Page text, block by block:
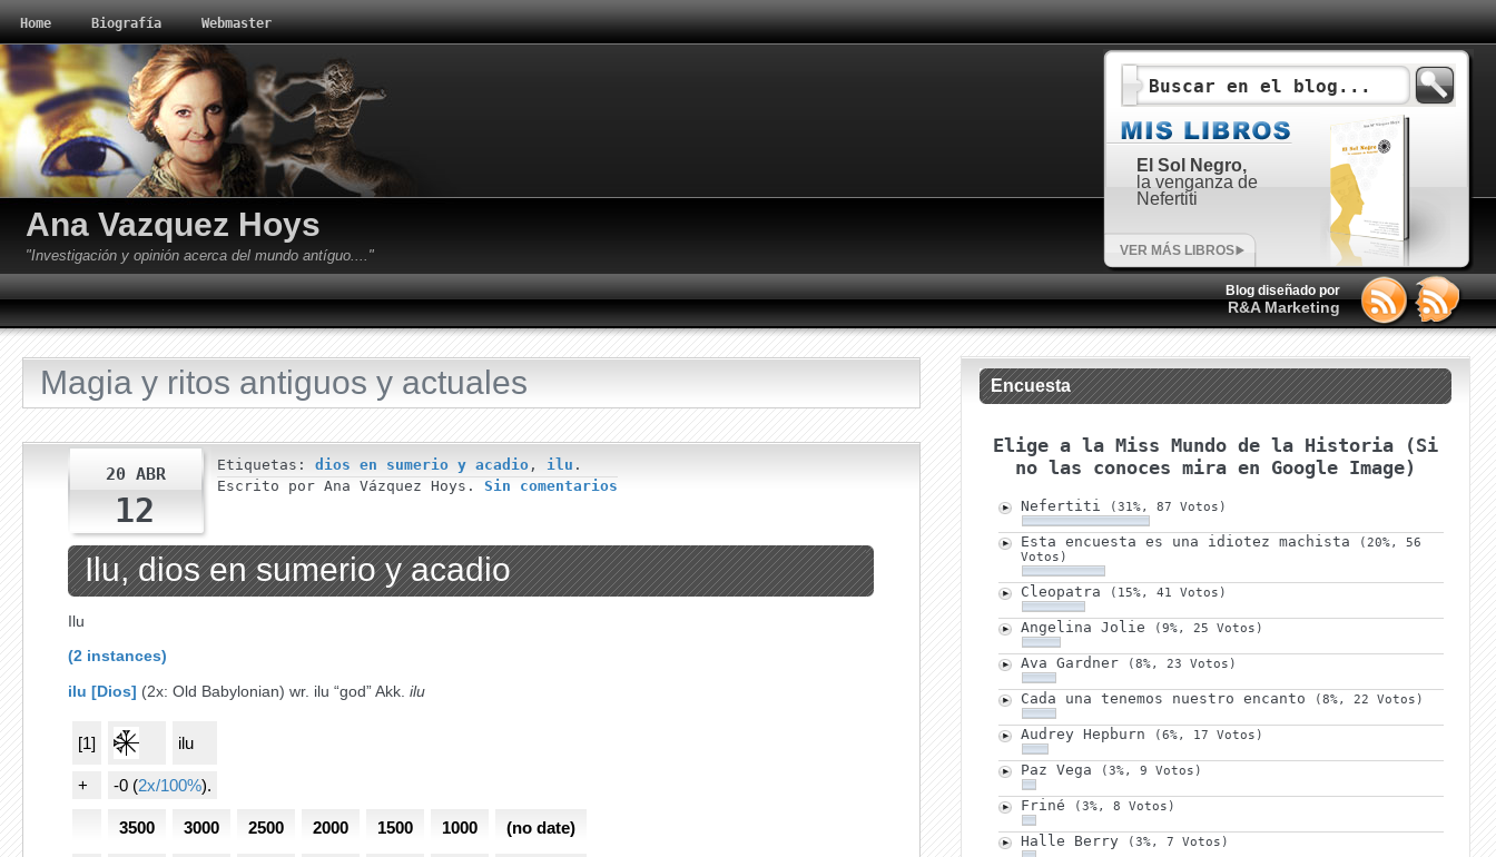
Home Biografía Webmaster
Ana Vazquez Hoys
"Investigación y opinión acerca del mundo antíguo...."
El Sol Negro,
la venganza de
Nefertiti
VER MÁS LIBROS
Blog diseñado por
R&A Marketing
Magia y ritos antiguos y actuales
20 ABR
12
Etiquetas:dios en sumerio y acadio , ilu .
Escrito por Ana Vázquez Hoys.Sin comentarios
Ilu, dios en sumerio y acadio
Ilu
(2 instances)
ilu [Dios] (2x: Old Babylonian) wr. ilu “god” Akk. ilu
[1] ilu
+ -0 (2x/100%).
3500 3000 2500 2000 1500 1000 (no date)
Encuesta
Elige a la Miss Mundo de la Historia (Si
no las conoces mira en Google Image)
Nefertiti (31%, 87 Votos)
Esta encuesta es una idiotez machista
(20%, 56
Votos)
Cleopatra (15%, 41 Votos)
Angelina Jolie (9%, 25 Votos)
Ava Gardner (8%, 23 Votos)
Cada una tenemos nuestro encanto (8%, 22 Votos)
Audrey Hepburn (6%, 17 Votos)
Paz Vega (3%, 9 Votos)
Friné (3%, 8 Votos)
Halle Berry (3%, 7 Votos)